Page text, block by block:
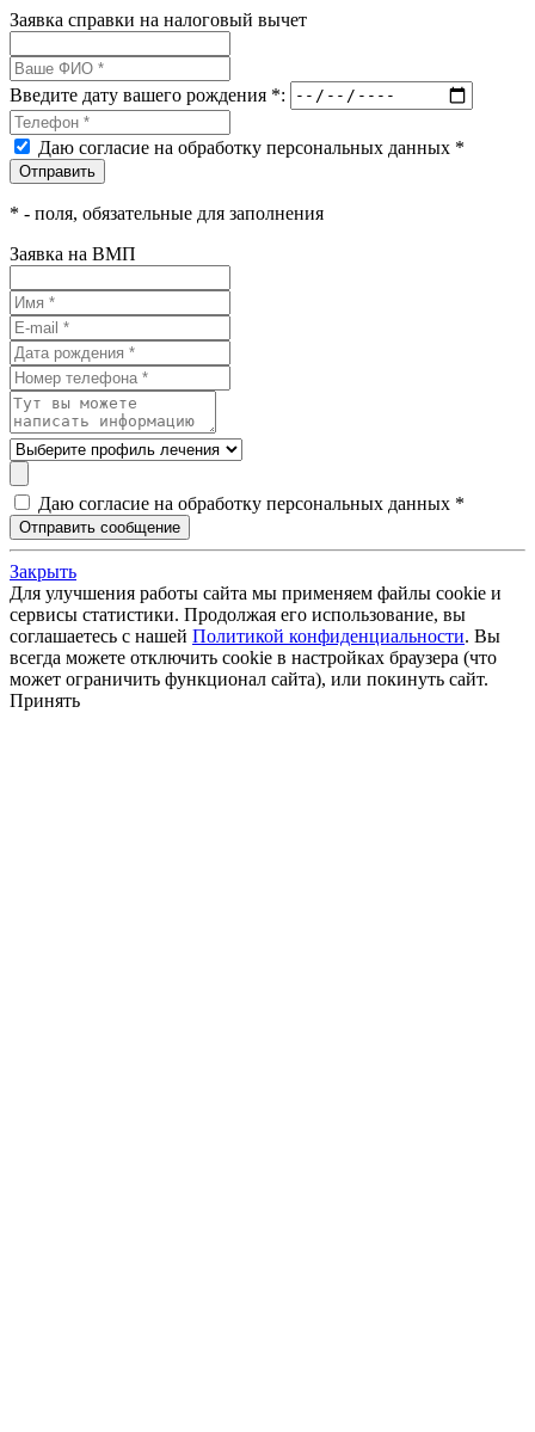
Заявка справки на налоговый вычет
Введите дату вашего рождения *:
Даю согласие на обработку персональных данных *
* - поля, обязательные для заполнения
Заявка на ВМП
Даю согласие на обработку персональных данных *
Закрыть
Для улучшения работы сайта мы применяем файлы cookie и
сервисы статистики. Продолжая его использование, вы
соглашаетесь с нашей Политикой конфиденциальности. Вы
всегда можете отключить cookie в настройках браузера (что
может ограничить функционал сайта), или покинуть сайт.
Принять